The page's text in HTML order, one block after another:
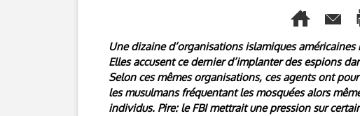
Une dizaine d’organisations islamiques
Elles accusent ce dernier d’implanter des espions
Selon ces mêmes organisations, ces agents ont
les musulmans fréquentant les mosquées alors
individus. Pire: le FBI mettrait une pression sur